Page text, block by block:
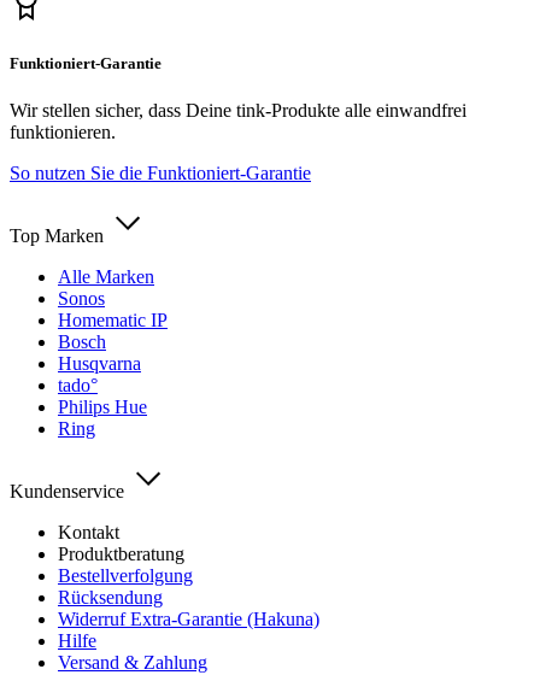
Funktioniert-Garantie
Wir stellen sicher, dass Deine tink-Produkte alle einwandfrei
funktionieren.
So nutzen Sie die Funktioniert-Garantie
Top Marken
Alle Marken
Sonos
Homematic IP
Bosch
Husqvarna
tado°
Philips Hue
Ring
Kundenservice
Kontakt
Produktberatung
Bestellverfolgung
Rücksendung
Widerruf Extra-Garantie (Hakuna)
Hilfe
Versand & Zahlung